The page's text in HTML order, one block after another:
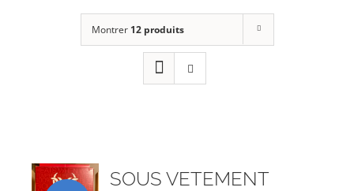
Montrer 12 produits
SOUS VETEMENT